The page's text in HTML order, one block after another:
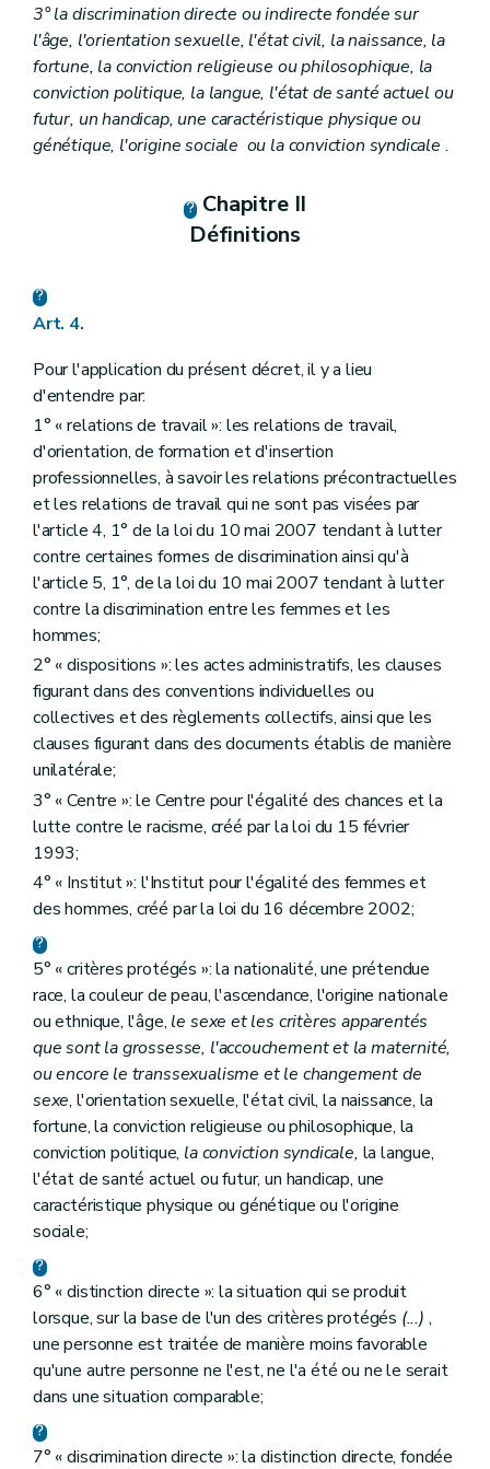
3° la discrimination directe ou indirecte fondée sur
l'âge, l'orientation sexuelle, l'état civil, la naissance, la
fortune, la conviction religieuse ou philosophique, la
conviction politique, la langue, l'état de santé actuel ou
futur, un handicap, une caractéristique physique ou
génétique, l'origine sociale ou la conviction syndicale .
Chapitre II
Définitions
Art. 4.
Pour l'application du présent décret, il y a lieu
d'entendre par:
1° « relations de travail »: les relations de travail,
d'orientation, de formation et d'insertion
professionnelles, à savoir les relations précontractuelles
et les relations de travail qui ne sont pas visées par
l'article 4, 1° de la loi du 10 mai 2007 tendant à lutter
contre certaines formes de discrimination ainsi qu'à
l'article 5, 1°, de la loi du 10 mai 2007 tendant à lutter
contre la discrimination entre les femmes et les
hommes;
2° « dispositions »: les actes administratifs, les clauses
figurant dans des conventions individuelles ou
collectives et des règlements collectifs, ainsi que les
clauses figurant dans des documents établis de manière
unilatérale;
3° « Centre »: le Centre pour l'égalité des chances et la
lutte contre le racisme, créé par la loi du 15 février
1993;
4° « Institut »: l'Institut pour l'égalité des femmes et
des hommes, créé par la loi du 16 décembre 2002;
5° « critères protégés »: la nationalité, une prétendue
race, la couleur de peau, l'ascendance, l'origine nationale
ou ethnique, l'âge, le sexe et les critères apparentés
que sont la grossesse, l'accouchement et la maternité,
ou encore le transsexualisme et le changement de
sexe, l'orientation sexuelle, l'état civil, la naissance, la
fortune, la conviction religieuse ou philosophique, la
conviction politique, la conviction syndicale, la langue,
l'état de santé actuel ou futur, un handicap, une
caractéristique physique ou génétique ou l'origine
sociale;
6° « distinction directe »: la situation qui se produit
lorsque, sur la base de l'un des critères protégés (...) ,
une personne est traitée de manière moins favorable
qu'une autre personne ne l'est, ne l'a été ou ne le serait
dans une situation comparable;
7° « discrimination directe »: la distinction directe, fondée